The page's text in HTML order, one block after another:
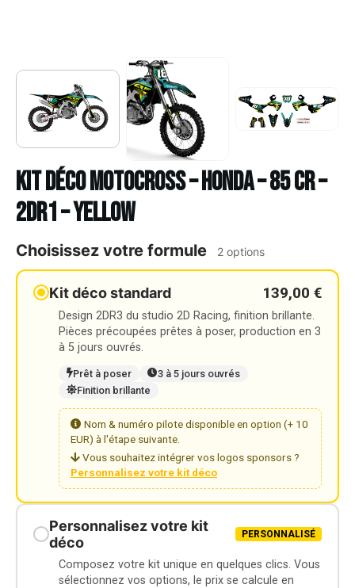
Kit déco Motocross – HONDA – 85 CR –
2DR1 – YELLOW
Choisissez votre formule 2 options
Kit déco standard 139,00 €
Design 2DR3 du studio 2D Racing, finition brillante.
Pièces précoupées prêtes à poser, production en 3
à 5 jours ouvrés.
Prêt à poser
3 à 5 jours ouvrés
Finition brillante
Nom & numéro pilote disponible en option (+ 10
EUR) à l'étape suivante.
Vous souhaitez intégrer vos logos sponsors ?
Personnalisez votre kit déco
Personnalisez votre kit
déco
PERSONNALISÉ
Composez votre kit unique en quelques clics. Vous
sélectionnez vos options, le prix se calcule en